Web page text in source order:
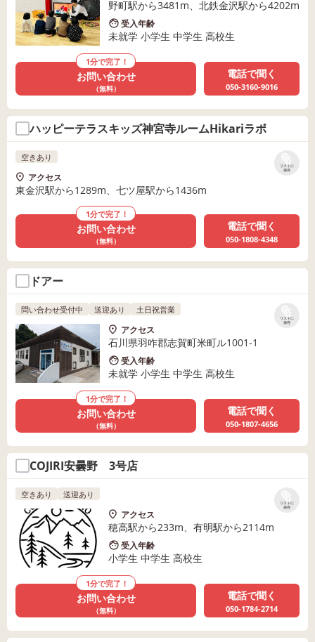
野町駅から3481m、北鉄金沢駅から4202m
受入年齢
未就学 小学生 中学生 高校生
1分で完了！
お問い合わせ
（無料）
電話で聞く
050-3160-9016
ハッピーテラスキッズ神宮寺ルームHikariラボ
リストに
保存
空きあり
アクセス
東金沢駅から1289m、七ツ屋駅から1436m
1分で完了！
お問い合わせ
（無料）
電話で聞く
050-1808-4348
ドアー
リストに
保存
問い合わせ受付中 送迎あり 土日祝営業
アクセス
石川県羽咋郡志賀町米町ル1001-1
受入年齢
未就学 小学生 中学生 高校生
1分で完了！
お問い合わせ
（無料）
電話で聞く
050-1807-4656
COJIRI安曇野 3号店
リストに
保存
空きあり 送迎あり
アクセス
穂高駅から233m、有明駅から2114m
受入年齢
小学生 中学生 高校生
1分で完了！
お問い合わせ
（無料）
電話で聞く
050-1784-2714